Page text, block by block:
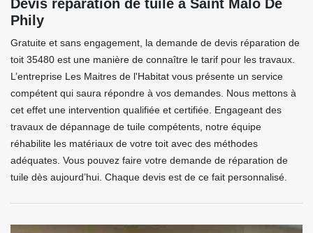
Devis réparation de tuile à Saint Malo De
Phily
Gratuite et sans engagement, la demande de devis réparation de
toit 35480 est une manière de connaître le tarif pour les travaux.
L’entreprise Les Maitres de l'Habitat vous présente un service
compétent qui saura répondre à vos demandes. Nous mettons à
cet effet une intervention qualifiée et certifiée. Engageant des
travaux de dépannage de tuile compétents, notre équipe
réhabilite les matériaux de votre toit avec des méthodes
adéquates. Vous pouvez faire votre demande de réparation de
tuile dès aujourd’hui. Chaque devis est de ce fait personnalisé.